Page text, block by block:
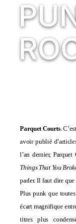
Parquet Courts.
avoir publié
l’an dernier,
Things That You
parler. Il faut dire que
Plus punk que
écart magnifique
titres plus